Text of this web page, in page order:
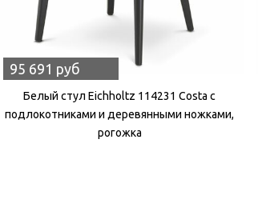
95 691 руб
Белый стул Eichholtz 114231 Costa с
подлокотниками и деревянными ножками,
рогожка